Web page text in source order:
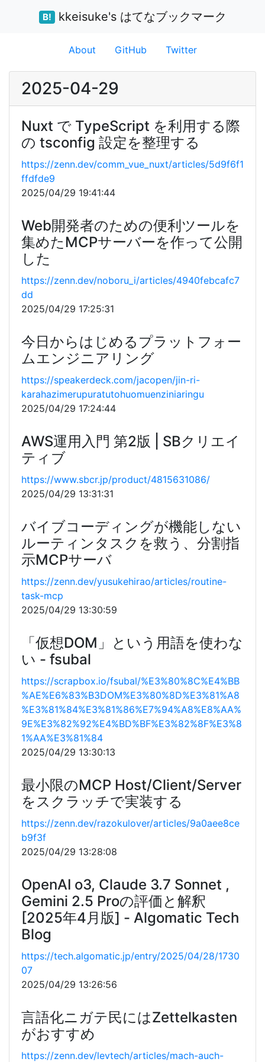
B! kkeisuke's はてなブックマーク
About GitHub Twitter
2025-04-29
Nuxt で TypeScript を利用する際
の tsconfig 設定を整理する
https://zenn.dev/comm_vue_nuxt/articles/5d9f6f1
ffdfde9
2025/04/29 19:41:44
Web開発者のための便利ツールを
集めたMCPサーバーを作って公開
した
https://zenn.dev/noboru_i/articles/4940febcafc7
dd
2025/04/29 17:25:31
今日からはじめるプラットフォー
ムエンジニアリング
https://speakerdeck.com/jacopen/jin-ri-
karahazimerupuratutohuomuenziniaringu
2025/04/29 17:24:44
AWS運用入門 第2版 | SBクリエイ
ティブ
https://www.sbcr.jp/product/4815631086/
2025/04/29 13:31:31
バイブコーディングが機能しない
ルーティンタスクを救う、分割指
示MCPサーバ
https://zenn.dev/yusukehirao/articles/routine-
task-mcp
2025/04/29 13:30:59
「仮想DOM」という用語を使わな
い - fsubal
https://scrapbox.io/fsubal/%E3%80%8C%E4%BB
%AE%E6%83%B3DOM%E3%80%8D%E3%81%A8
%E3%81%84%E3%81%86%E7%94%A8%E8%AA%
9E%E3%82%92%E4%BD%BF%E3%82%8F%E3%8
1%AA%E3%81%84
2025/04/29 13:30:13
最小限のMCP Host/Client/Server
をスクラッチで実装する
https://zenn.dev/razokulover/articles/9a0aee8ce
b9f3f
2025/04/29 13:28:08
OpenAI o3, Claude 3.7 Sonnet ,
Gemini 2.5 Proの評価と解釈
[2025年4月版] - Algomatic Tech
Blog
https://tech.algomatic.jp/entry/2025/04/28/1730
07
2025/04/29 13:26:56
言語化ニガテ民にはZettelkasten
がおすすめ
https://zenn.dev/levtech/articles/mach-auch-